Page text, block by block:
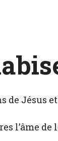
de Jésus
l’âme